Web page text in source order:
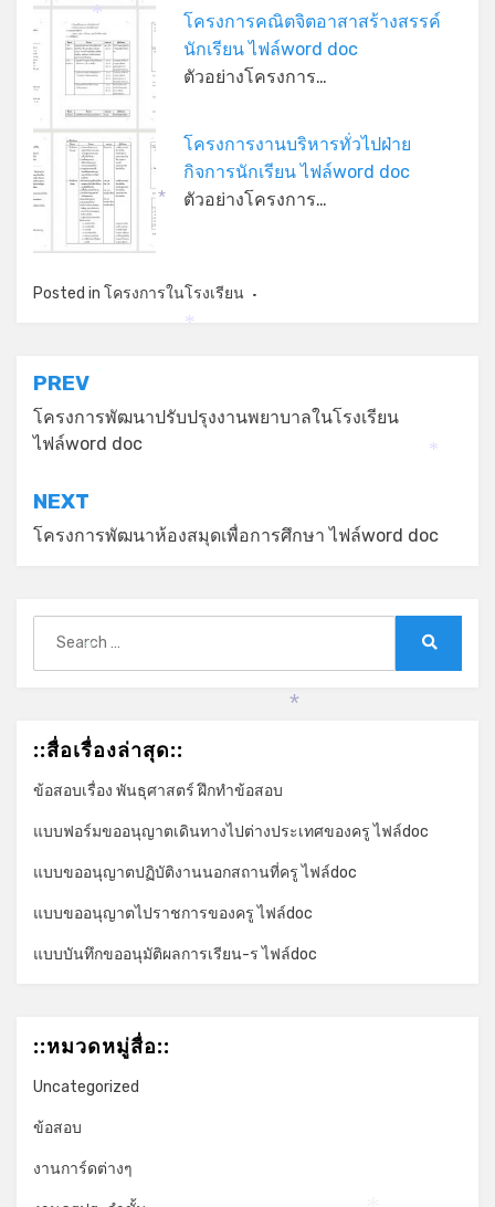
โครงการคณิตจิตอาสาสร้างสรรค์
นักเรียน ไฟล์word doc
ตัวอย่างโครงการ…
โครงการงานบริหารทั่วไปฝ่าย
กิจการนักเรียน ไฟล์word doc
ตัวอย่างโครงการ…
Posted in โครงการในโรงเรียน
แนะแนว
เรื่อง
PREV
โครงการพัฒนาปรับปรุงงานพยาบาลในโรงเรียน
ไฟล์word doc
NEXT
โครงการพัฒนาห้องสมุดเพื่อการศึกษา ไฟล์word doc
for:
::สื่อเรื่องล่าสุด::
ข้อสอบเรื่อง พันธุศาสตร์ ฝึกทำข้อสอบ
แบบฟอร์มขออนุญาตเดินทางไปต่างประเทศของครู ไฟล์doc
แบบขออนุญาตปฏิบัติงานนอกสถานที่ครู ไฟล์doc
แบบขออนุญาตไปราชการของครู ไฟล์doc
แบบบันทึกขออนุมัติผลการเรียน-ร ไฟล์doc
::หมวดหมู่สื่อ::
Uncategorized
ข้อสอบ
งานการ์ดต่างๆ
*